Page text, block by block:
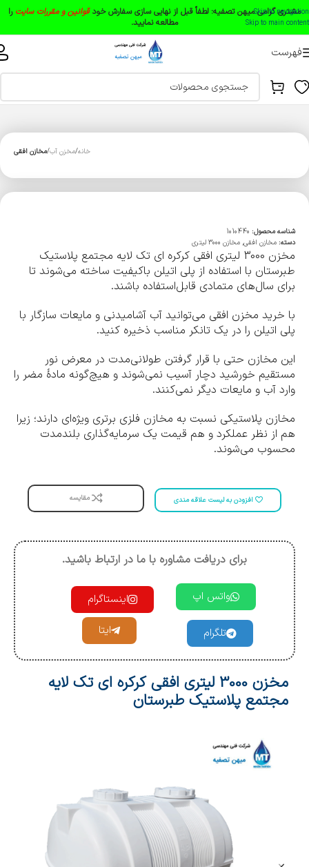
Skip to navigation
Skip to main content
مشتری گرامی میهن تصفیه: لطفاً قبل از نهایی سازی سفارش خودقوانین و مقررات سایت را
مطالعه نمایید.
فهرست
خانه مخزن آب مخازن افقی
شناسه محصول: 1010440
دسته: مخازن افقی, مخازن 3000 لیتری
مخزن 3000 لیتری افقی کرکره ای تک لایه مجتمع پلاستیک
طبرستان با استفاده از پلی اتیلن باکیفیت ساخته می‌شوند تا
برای سال‌های متمادی قابل‌استفاده باشند.
با خرید مخزن افقی می‌توانید آب آشامیدنی و مایعات سازگار با
پلی اتیلن را در یک تانکر مناسب ذخیره کنید.
این مخازن حتی با قرار گرفتن طولانی‌مدت در معرض نور
مستقیم خورشید دچار آسیب نمی‌شوند و هیچ‌گونه مادۀ مضر را
وارد آب و مایعات دیگر نمی‌کنند.
مخازن پلاستیکی نسبت به مخازن فلزی برتری ویژه‌ای دارند؛ زیرا
هم از نظر عملکرد و هم قیمت یک سرمایه‌گذاری بلندمدت
محسوب می‌شوند.
افزودن به لیست علاقه مندی مقایسه
برای دریافت مشاوره با ما در ارتباط باشید.
واتس اپ اینستاگرام
تلگرام ایتا
مخزن 3000 لیتری افقی کرکره ای تک لایه
مجتمع پلاستیک طبرستان